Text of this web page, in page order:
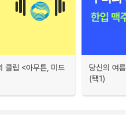
클립 <아무튼, 미드
당신의 여
(택1)